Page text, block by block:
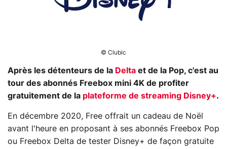
© Clubic
Après les détenteurs de la Delta et de la Pop, c'est au
tour des abonnés Freebox mini 4K de profiter
gratuitement de la plateforme de streaming Disney+.
En décembre 2020, Free offrait un cadeau de Noël
avant l'heure en proposant à ses abonnés Freebox Pop
ou Freebox Delta de tester Disney+ de façon gratuite